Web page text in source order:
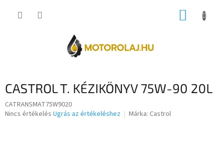
KOSÁR
CASTROL T. KÉZIKÖNYV 75W-90 20L
CATRANSMAT75W9020
A
Nincs értékelés Ugrás az értékeléshez Márka: Castrol